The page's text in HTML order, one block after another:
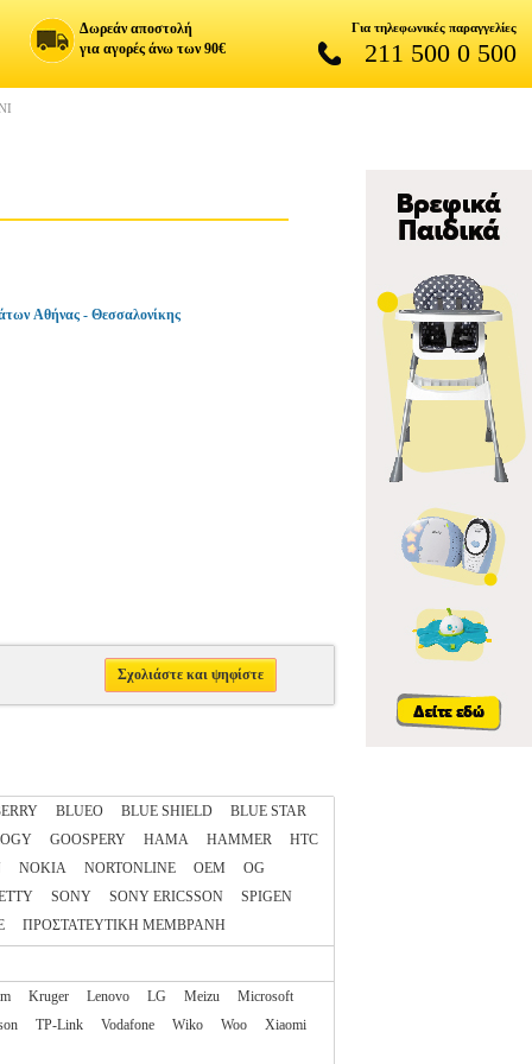
Δωρεάν αποστολή
για αγορές άνω των 90€
Για τηλεφωνικές παραγγελίες
211 500 0 500
Αθήνας - Θεσσαλονίκης
Σχολιάστε και ψηφίστε
BLUEO BLUE SHIELD
BLUE STAR
GOOSPERY HAMA HAMMER
HTC
NOKIA NORTONLINE OEM
OG
SONY SONY ERICSSON
SPIGEN
ΠΡΟΣΤΑΤΕΥΤΙΚΗ ΜΕΜΒΡΑΝΗ
Kruger Lenovo LG Meizu
Microsoft
TP-Link Vodafone Wiko Woo
Xiaomi